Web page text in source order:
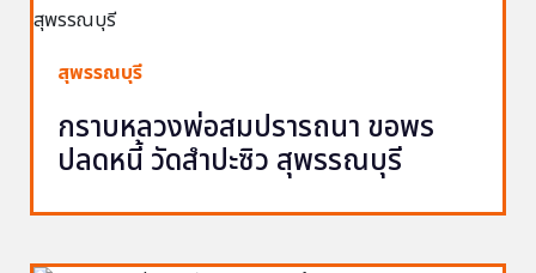
สุพรรณบุรี
กราบหลวงพ่อสมปรารถนา ขอพร
ปลดหนี้ วัดสำปะซิว สุพรรณบุรี